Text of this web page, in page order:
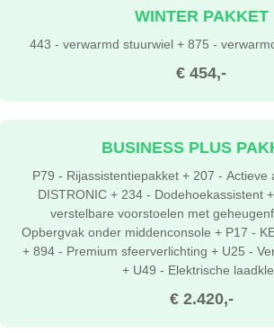
€ 454,-
WINTER PAKKET
443 - verwarmd stuurwiel + 875 -
€ 2.420,-
BUSINESS PLUS
P79 - Rijassistentiepakket + 207 - Actieve
DISTRONIC + 234 - Dodehoekassistent
verstelbare voorstoelen met
Opbergvak onder middenconsole + P17 -
+ 894 - Premium sfeerverlichting + U25 -
+ U49 - Elektrische